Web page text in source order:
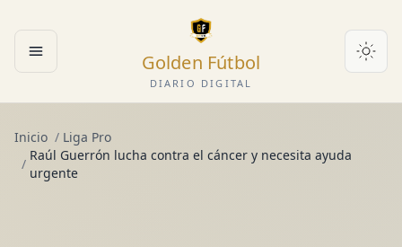
Abrir menú Golden Fútbol
DIARIO DIGITAL
Inicio / Liga Pro
/
Raúl Guerrón lucha contra el cáncer y necesita ayuda
urgente